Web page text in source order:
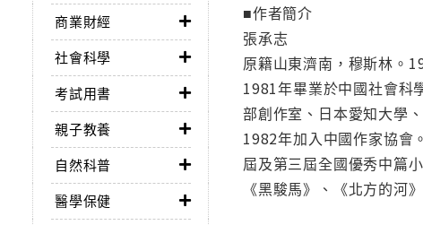
商業財經
社會科學
考試用書
親子教養
自然科普
醫學保健
■作者簡介
張承志
原籍山東濟南，穆斯林。
1981年畢業於中國社會科
部創作室、日本愛知大學
1982年加入中國作家協會
屆及第三屆全國優秀中篇
《黑駿馬》、《北方的河